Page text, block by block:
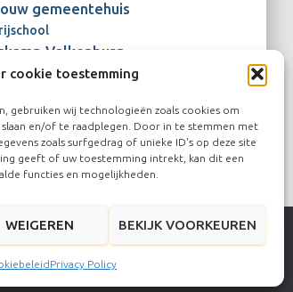
cookie toestemming
gebruiken wij technologieën zoals cookies om
en/of te raadplegen. Door in te stemmen met
zoals surfgedrag of unieke ID's op deze site
geeft of uw toestemming intrekt, kan dit een
functies en mogelijkheden.
WEIGEREN BEKIJK VOORKEUREN
Privacy Policy
gemeentehuis
Valkenburg
Valkenburg Wienen-tijdperk